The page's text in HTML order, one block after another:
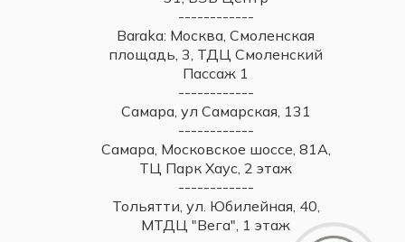
------------
Baraka: Москва, Смоленская
площадь, 3, ТДЦ Смоленский
Пассаж 1
------------
Самара, ул Самарская, 131
------------
Самара, Московское шоссе, 81А,
ТЦ Парк Хаус, 2 этаж
------------
Тольятти, ул. Юбилейная, 40,
МТДЦ "Вега", 1 этаж
Дарим 5000 балов